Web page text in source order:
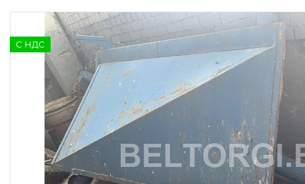
C НДС